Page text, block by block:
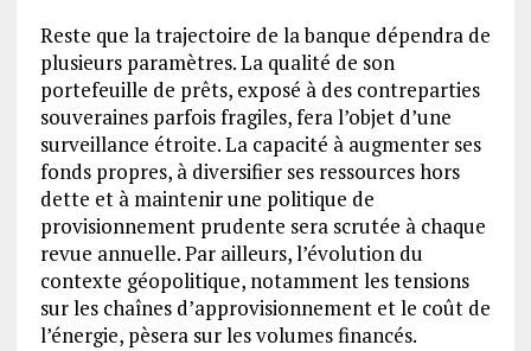
Reste que la trajectoire de la banque dépendra de
plusieurs paramètres. La qualité de son
portefeuille de prêts, exposé à des contreparties
souveraines parfois fragiles, fera l’objet d’une
surveillance étroite. La capacité à augmenter ses
fonds propres, à diversifier ses ressources hors
dette et à maintenir une politique de
provisionnement prudente sera scrutée à chaque
revue annuelle. Par ailleurs, l’évolution du
contexte géopolitique, notamment les tensions
sur les chaînes d’approvisionnement et le coût de
l’énergie, pèsera sur les volumes financés.